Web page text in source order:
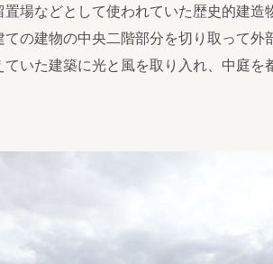
場などとして使われていた歴史的建
の建物の中央二階部分を切り取って
いた建築に光と風を取り入れ、中庭